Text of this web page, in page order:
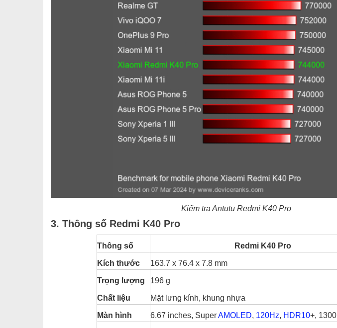
Kiểm tra Antutu Redmi K40 Pro
3. Thông số Redmi K40 Pro
Thông số Redmi K40 Pro
Kích thước 163.7 x 76.4 x 7.8 mm
Trọng lượng 196 g
Chất liệu Mặt lưng kính, khung nhựa
Màn hình 6.67 inches, SuperAMOLED, 120Hz, HDR10+, 1300